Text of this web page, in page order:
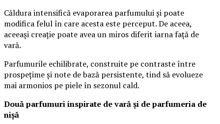
Căldura intensifică evaporarea parfumului și poate
modifica felul în care acesta este perceput. De aceea,
aceeași creație poate avea un miros diferit iarna față de
vară.
Parfumurile echilibrate, construite pe contraste între
prospețime și note de bază persistente, tind să evolueze
mai armonios pe piele în sezonul cald.
Două parfumuri inspirate de vară și de parfumeria de
nișă